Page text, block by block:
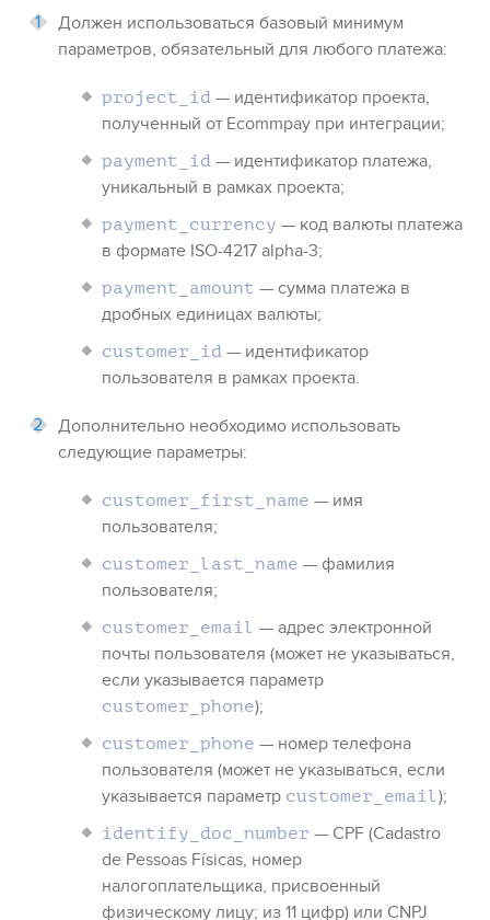
Должен использоваться базовый минимум
параметров, обязательный для любого платежа:
project_id — идентификатор проекта,
полученный от Ecommpay при интеграции;
payment_id — идентификатор платежа,
уникальный в рамках проекта;
payment_currency — код валюты платежа
в формате ISO-4217 alpha-3;
payment_amount — сумма платежа в
дробных единицах валюты;
customer_id — идентификатор
пользователя в рамках проекта.
Дополнительно необходимо использовать
следующие параметры:
customer_first_name — имя
пользователя;
customer_last_name — фамилия
пользователя;
customer_email — адрес электронной
почты пользователя (может не указываться,
если указывается параметр
customer_phone);
customer_phone — номер телефона
пользователя (может не указываться, если
указывается параметр customer_email);
identify_doc_number — CPF (Cadastro
de Pessoas Físicas, номер
налогоплательщика, присвоенный
физическому лицу; из 11 цифр) или CNPJ